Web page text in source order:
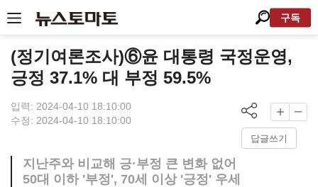
구독
(정기여론조사)⑥윤 대통령 국정운영,
긍정 37.1% 대 부정 59.5%
입력: 2024-04-10 18:10:00
수정: 2024-04-10 18:10:00
답글쓰기
지난주와 비교해 긍·부정 큰 변화 없어
50대 이하 '부정', 70세 이상 '긍정' 우세